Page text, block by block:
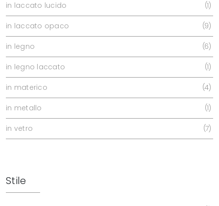
in laccato lucido 1
in laccato opaco 9
in legno 6
in legno laccato 1
in materico 4
in metallo 1
in vetro 7
Stile